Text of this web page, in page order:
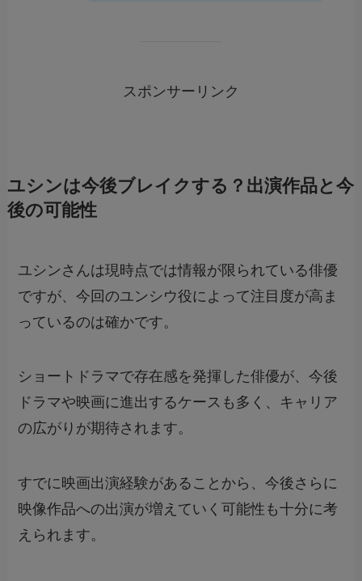
スポンサーリンク
ユシンは今後ブレイクする？出演作品と今
後の可能性
ユシンさんは現時点では情報が限られている俳優
ですが、今回のユンシウ役によって注目度が高ま
っているのは確かです。
ショートドラマで存在感を発揮した俳優が、今後
ドラマや映画に進出するケースも多く、キャリア
の広がりが期待されます。
すでに映画出演経験があることから、今後さらに
映像作品への出演が増えていく可能性も十分に考
えられます。